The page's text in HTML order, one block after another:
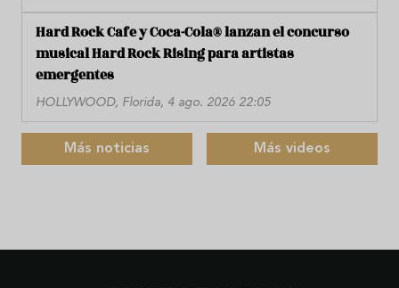
Hard Rock Cafe y Coca-Cola® lanzan el concurso
musical Hard Rock Rising para artistas
emergentes
HOLLYWOOD, Florida, 4 ago. 2026 22:05
Más noticias Más videos